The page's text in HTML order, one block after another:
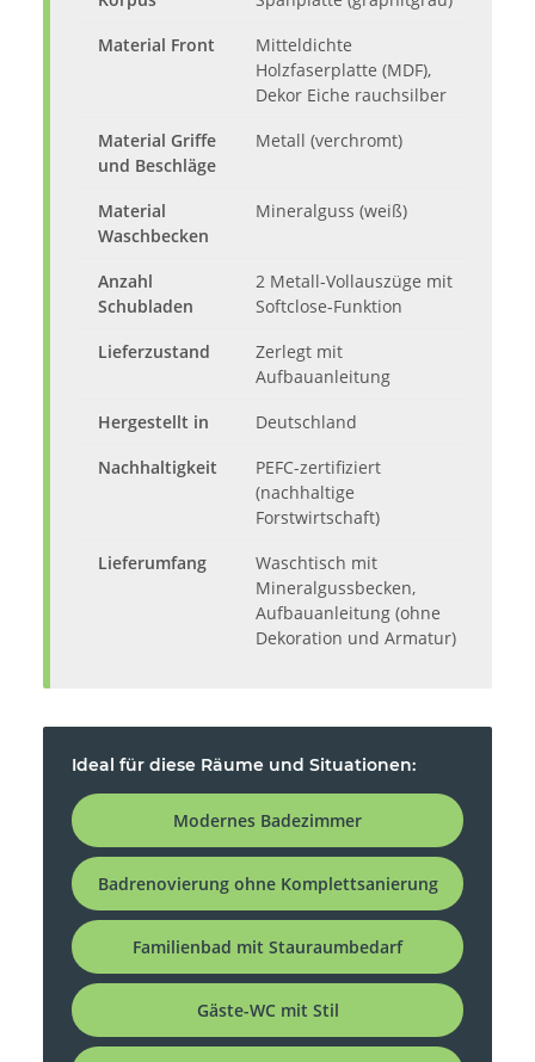
Material Front
Mitteldichte
Holzfaserplatte (MDF),
Dekor Eiche rauchsilber
Material Griffe
und Beschläge
Metall (verchromt)
Material
Waschbecken
Mineralguss (weiß)
Anzahl
Schubladen
2 Metall-Vollauszüge mit
Softclose-Funktion
Lieferzustand
Zerlegt mit
Aufbauanleitung
Hergestellt in
Deutschland
Nachhaltigkeit
PEFC-zertifiziert
(nachhaltige
Forstwirtschaft)
Lieferumfang
Waschtisch mit
Mineralgussbecken,
Aufbauanleitung (ohne
Dekoration und Armatur)
Ideal für diese Räume und Situationen:
Modernes Badezimmer
Badrenovierung ohne Komplettsanierung
Familienbad mit Stauraumbedarf
Gäste-WC mit Stil